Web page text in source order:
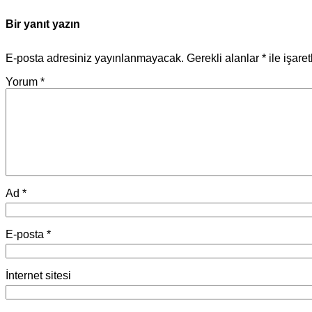
Bir yanıt yazın
E-posta adresiniz yayınlanmayacak. Gerekli alanlar * ile
Yorum *
Ad *
E-posta *
İnternet sitesi